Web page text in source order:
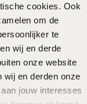
cookies. Ook
om de
te
wij en derde
onze website
wij en derden onze
jouw interesses